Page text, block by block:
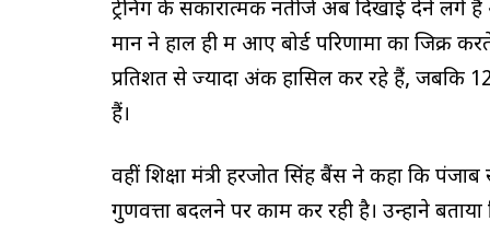
ट्रेनिंग के सकारात्मक नतीजे अब दिखाई देने लगे हैं
मान ने हाल ही में आए बोर्ड परिणामों का जिक्र
प्रतिशत से ज्यादा अंक हासिल कर रहे हैं, जबकि
हैं।
वहीं शिक्षा मंत्री हरजोत सिंह बैंस ने कहा कि
गुणवत्ता बदलने पर काम कर रही है। उन्होंने